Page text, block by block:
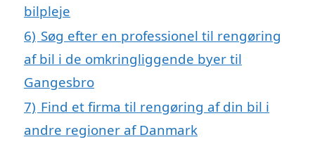
bilpleje
6) Søg efter en professionel til rengøring
af bil i de omkringliggende byer til
Gangesbro
7) Find et firma til rengøring af din bil i
andre regioner af Danmark